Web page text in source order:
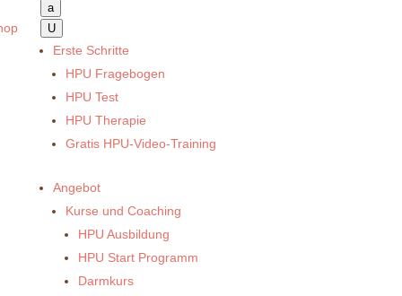
a
U
Erste Schritte
HPU Fragebogen
HPU Test
HPU Therapie
Gratis HPU-Video-Training
Angebot
Kurse und Coaching
HPU Ausbildung
HPU Start Programm
Darmkurs